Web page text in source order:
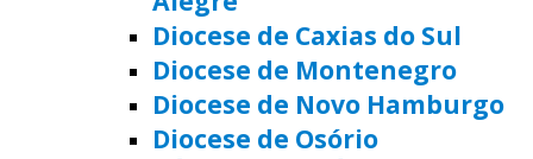
Diocese de Caxias do Sul
Diocese de Montenegro
Diocese de Novo Hamburgo
Diocese de Osório